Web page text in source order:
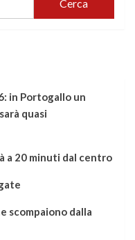
Cerca
in Portogallo un
quasi
a 20 minuti dal centro
scompaiono dalla